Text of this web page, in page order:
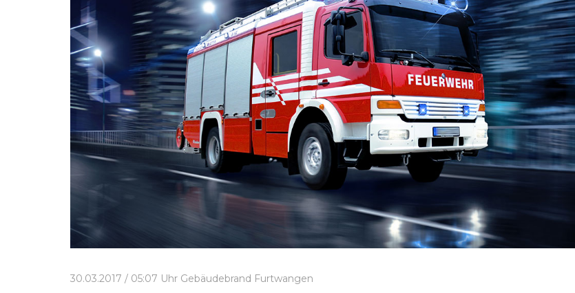
30.03.2017 / 05:07 Uhr Gebäudebrand Furtwangen